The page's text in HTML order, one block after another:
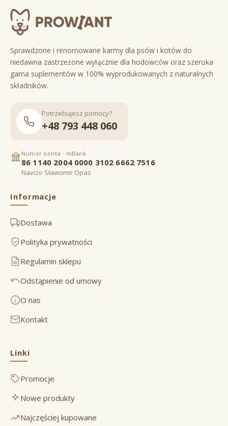
Sprawdzone i renomowane karmy dla psów i kotów do
niedawna zastrzeżone wyłącznie dla hodowców oraz szeroka
gama suplementów w 100% wyprodukowanych z naturalnych
składników.
Potrzebujesz pomocy?
+48 793 448 060
Numer konta · mBank
86 1140 2004 0000 3102 6662 7516
Navizo Sławomir Opas
Informacje
Dostawa
Polityka prywatności
Regulamin sklepu
Odstąpienie od umowy
O nas
Kontakt
Linki
Promocje
Nowe produkty
Najczęściej kupowane